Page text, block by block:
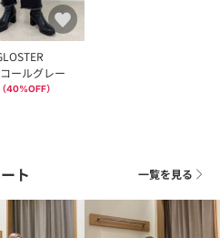
ールグレー
（40%OFF）
ト 一覧を見る